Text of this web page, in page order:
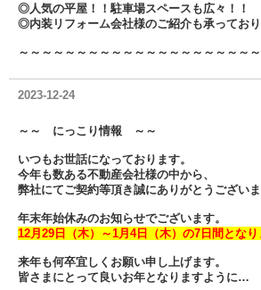
◎人気の平屋！！駐車場スペースも広々！！
◎内装リフォーム会社様のご紹介も承ってお
～～～～～～～～～～～～～～～～～～～～
2023-12-24
～～ にっこり情報 ～～
いつもお世話になっております。
今年も数ある不動産会社様の中から、
弊社にてご契約等頂き誠にありがとうございま
年末年始休みのお知らせでございます。
12月29日（木）～1月4日（木）の7日間となり
来年も何卒宜しくお願い申し上げます。
皆さまにとって良いお年となりますように…